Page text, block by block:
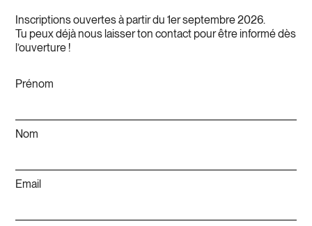
Inscriptions ouvertes à partir du 1er septembre 2026.
Tu peux déjà nous laisser ton contact pour être informé dès
l’ouverture !
Prénom
Nom
Email